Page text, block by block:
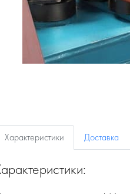
Характеристики Доставка